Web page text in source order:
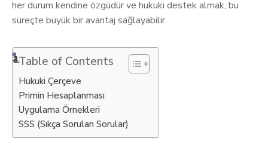
her durum kendine özgüdür ve hukuki destek almak, bu
süreçte büyük bir avantaj sağlayabilir.
Table of Contents
Hukuki Çerçeve
Primin Hesaplanması
Uygulama Örnekleri
SSS (Sıkça Sorulan Sorular)